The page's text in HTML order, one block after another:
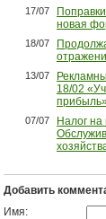
17/07
новая
18/07
13/07
18/02
07/07
Налог
Добавить
Имя: